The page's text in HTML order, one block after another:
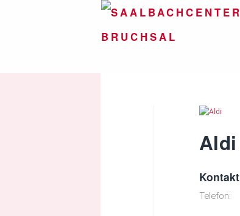
Aldi
Kontakt
Telefon: